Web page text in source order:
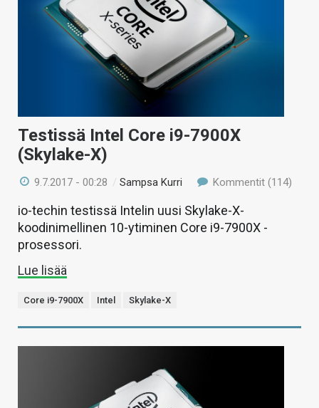
Testissä Intel Core i9-7900X
(Skylake-X)
9.7.2017 - 00:28 /Sampsa Kurri Kommentit (114)
io-techin testissä Intelin uusi Skylake-X-
koodinimellinen 10-ytiminen Core i9-7900X -
prosessori.
Lue lisää
Core i9-7900X Intel Skylake-X